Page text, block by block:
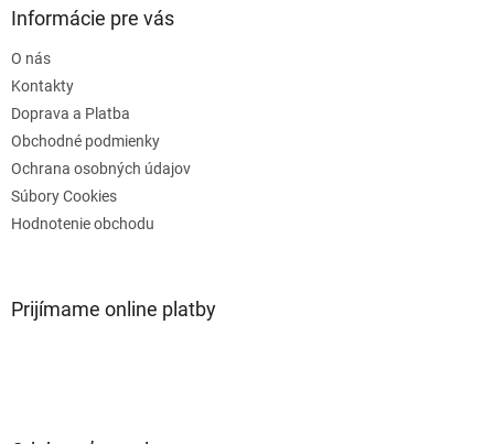
Informácie pre vás
O nás
Kontakty
Doprava a Platba
Obchodné podmienky
Ochrana osobných údajov
Súbory Cookies
Hodnotenie obchodu
Prijímame online platby